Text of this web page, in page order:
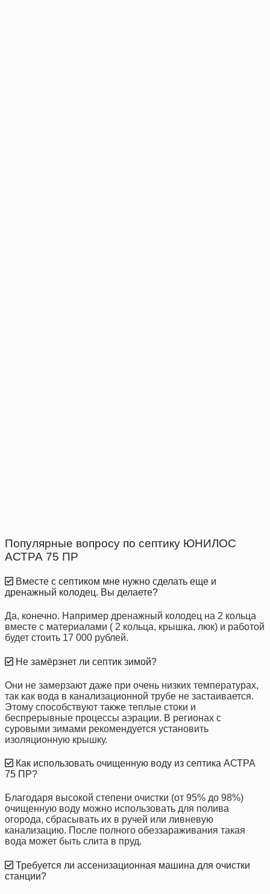
Популярные вопросу по септику ЮНИЛОС
АСТРА 75 ПР
Вместе с септиком мне нужно сделать еще и
дренажный колодец. Вы делаете?
Да, конечно. Например дренажный колодец на 2 кольца
вместе с материалами ( 2 кольца, крышка, люк) и работой
будет стоить 17 000 рублей.
Не замёрзнет ли септик зимой?
Они не замерзают даже при очень низких температурах,
так как вода в канализационной трубе не застаивается.
Этому способствуют также теплые стоки и
беспрерывные процессы аэрации. В регионах с
суровыми зимами рекомендуется установить
изоляционную крышку.
Как использовать очищенную воду из септика АСТРА
75 ПР?
Благодаря высокой степени очистки (от 95% до 98%)
очищенную воду можно использовать для полива
огорода, сбрасывать их в ручей или ливневую
канализацию. После полного обеззараживания такая
вода может быть слита в пруд.
Требуется ли ассенизационная машина для очистки
станции?